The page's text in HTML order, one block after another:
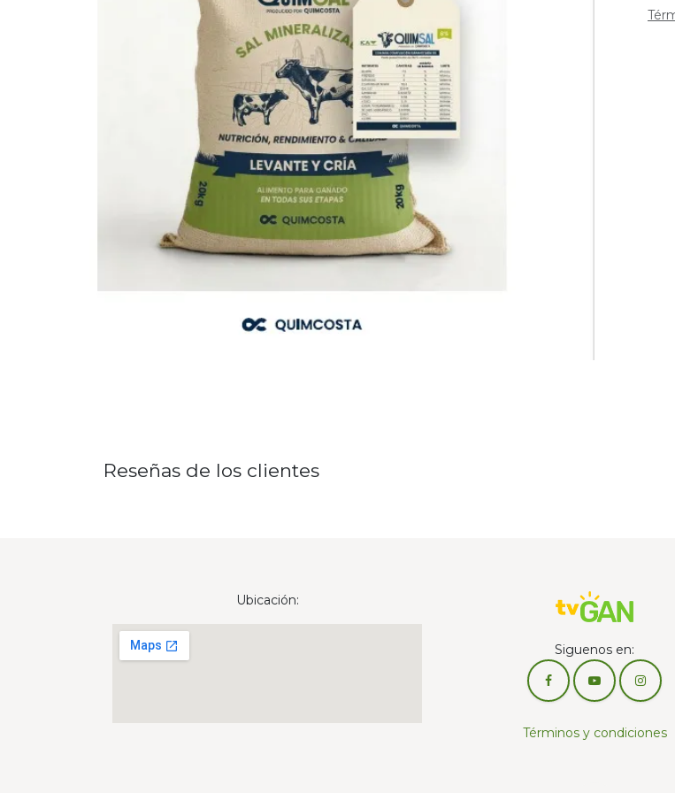
Reseñas de los clientes
Ubicación:
Siguenos en:
Términos y condiciones